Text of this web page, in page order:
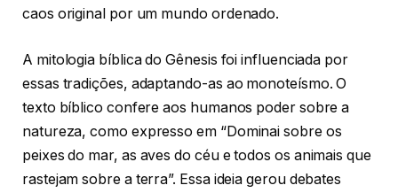
caos original por um mundo ordenado.
A mitologia bíblica do Gênesis foi influenciada por
essas tradições, adaptando-as ao monoteísmo. O
texto bíblico confere aos humanos poder sobre a
natureza, como expresso em “Dominai sobre os
peixes do mar, as aves do céu e todos os animais que
rastejam sobre a terra”. Essa ideia gerou debates